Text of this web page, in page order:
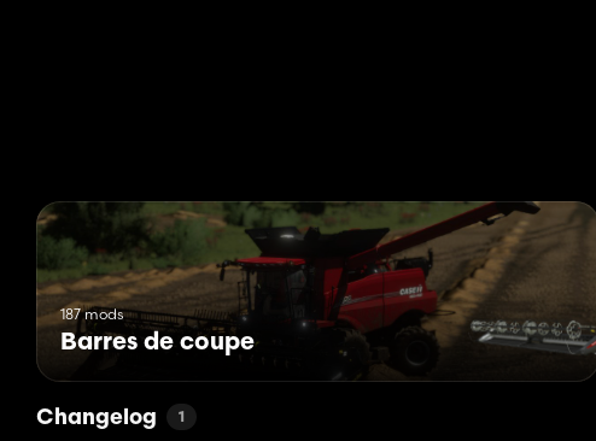
187 mods
Barres de coupe
Changelog 1